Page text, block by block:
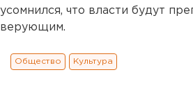
усомнился, что власти будут
верующим.
Общество Культура